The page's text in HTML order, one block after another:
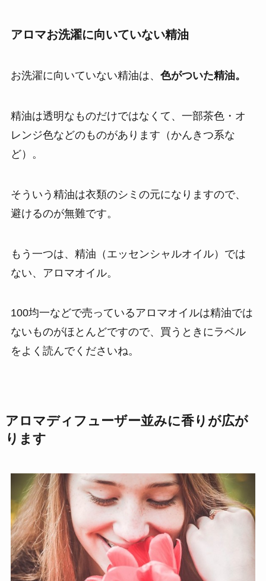
アロマお洗濯に向いていない精油
お洗濯に向いていない精油は、 色がついた精油。
精油は透明なものだけではなくて、一部茶色・オ
レンジ色などのものがあります（かんきつ系な
ど）。
そういう精油は衣類のシミの元になりますので、
避けるのが無難です。
もう一つは、精油（エッセンシャルオイル）では
ない、アロマオイル。
100均一などで売っているアロマオイルは精油では
ないものがほとんどですので、買うときにラベル
をよく読んでくださいね。
アロマディフューザー並みに香りが広が
ります